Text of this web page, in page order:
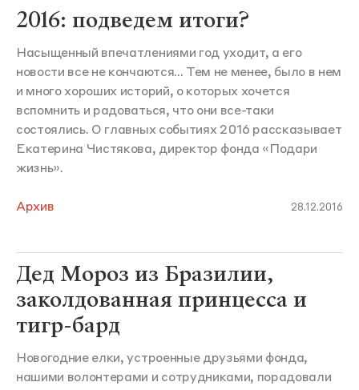
2016: подведем итоги?
Насыщенный впечатлениями год уходит, а его
новости все не кончаются... Тем не менее, было в нем
и много хороших историй, о которых хочется
вспомнить и радоваться, что они все-таки
состоялись. О главных событиях 2016 рассказывает
Екатерина Чистякова, директор фонда «Подари
жизнь».
Архив 28.12.2016
Дед Мороз из Бразилии,
заколдованная принцесса и
тигр-бард
Новогодние елки, устроенные друзьями фонда,
нашими волонтерами и сотрудниками, порадовали